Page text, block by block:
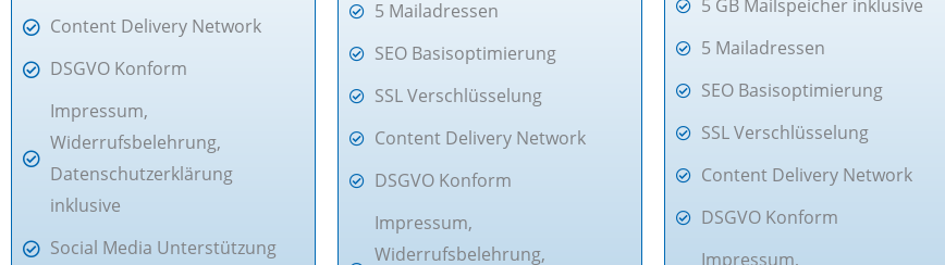
Content Delivery Network
DSGVO Konform
Impressum,
Widerrufsbelehrung,
Datenschutzerklärung
inklusive
Social Media Unterstützung
5 Mailadressen
SEO Basisoptimierung
SSL Verschlüsselung
Content Delivery Network
DSGVO Konform
Impressum,
Widerrufsbelehrung,
5 GB Mailspeicher inklusive
5 Mailadressen
SEO Basisoptimierung
SSL Verschlüsselung
Content Delivery Network
DSGVO Konform
Impressum,